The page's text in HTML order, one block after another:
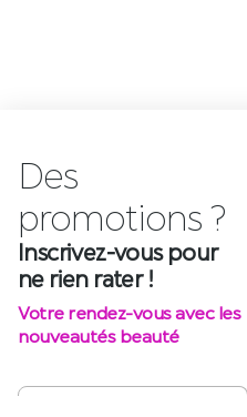
Des
promotions ?
Inscrivez-vous pour
ne rien rater !
Votre rendez-vous avec les
nouveautés beauté